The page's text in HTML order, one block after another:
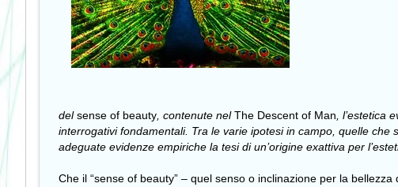
del sense of beauty , contenute nel The Descent of Man ,
interrogativi fondamentali. Tra le varie ipotesi in campo, quelle che
adeguate evidenze empiriche la tesi di un’origine exattiva per
Che il “sense of beauty” – quel senso o inclinazione per la